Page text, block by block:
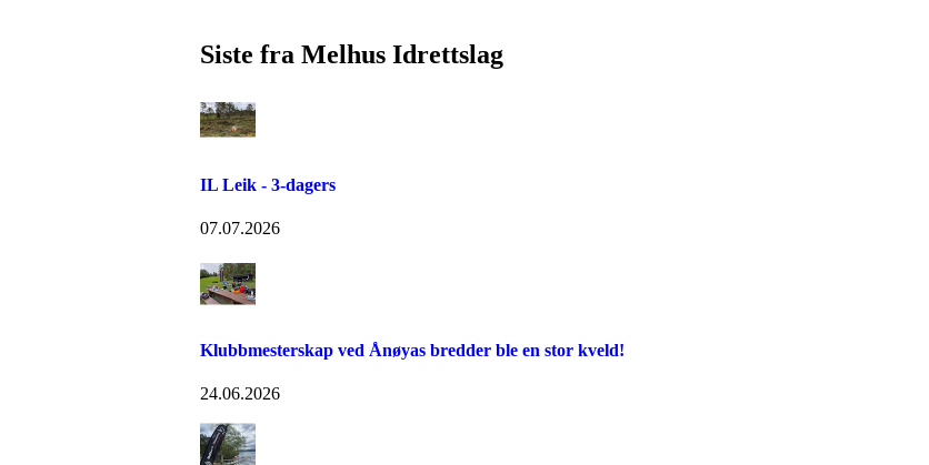
Siste fra Melhus Idrettslag
IL Leik - 3-dagers
07.07.2026
Klubbmesterskap ved Ånøyas bredder ble en stor kveld!
24.06.2026